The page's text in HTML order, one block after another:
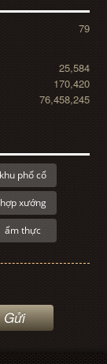
79
25,584
170,420
76,458,245
khu phố cổ
hợp xướng
ẩm thực